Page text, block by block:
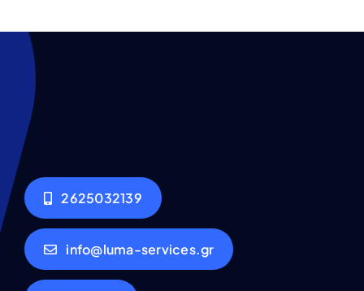
2625032139
info@luma-services.gr